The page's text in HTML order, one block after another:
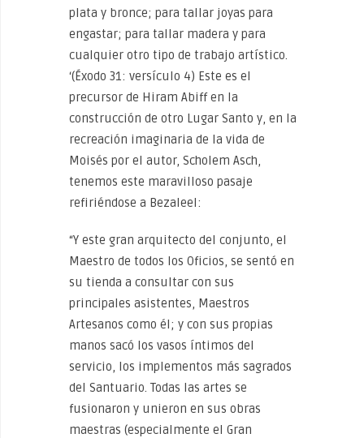
plata y bronce; para tallar joyas para
engastar; para tallar madera y para
cualquier otro tipo de trabajo artístico.
‘(Éxodo 31: versículo 4) Este es el
precursor de Hiram Abiff en la
construcción de otro Lugar Santo y, en la
recreación imaginaria de la vida de
Moisés por el autor, Scholem Asch,
tenemos este maravilloso pasaje
refiriéndose a Bezaleel:
“Y este gran arquitecto del conjunto, el
Maestro de todos los Oficios, se sentó en
su tienda a consultar con sus
principales asistentes, Maestros
Artesanos como él; y con sus propias
manos sacó los vasos íntimos del
servicio, los implementos más sagrados
del Santuario. Todas las artes se
fusionaron y unieron en sus obras
maestras (especialmente el Gran